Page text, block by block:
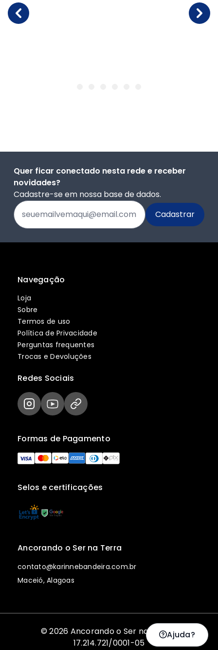
Quer ficar conectado nesta rede e receber
novidades?
Cadastre-se em nossa base de dados.
Navegação
Loja
Sobre
Termos de uso
Política de Privacidade
Perguntas frequentes
Trocas e Devoluções
Selos e certificações
Formas de Pagamento
Redes Sociais
Ancorando o Ser na Terra
contato@karinnebandeira.com.br
Maceió, Alagoas
© 2026 Ancorando o Ser na Terra |
17.214.721/0001-05
Ajuda?